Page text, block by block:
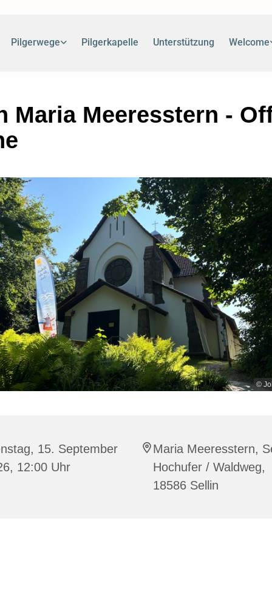
Pilgerwege Pilgerkapelle Unterstützung Welcome
Maria Meeresstern -
©
15. September
12:00 Uhr
Maria Meeresstern,
Hochufer / Waldweg,
18586 Sellin